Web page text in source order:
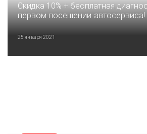
Скидка 10% + бесплатная
первом посещении автосервиса!
25 января 2021